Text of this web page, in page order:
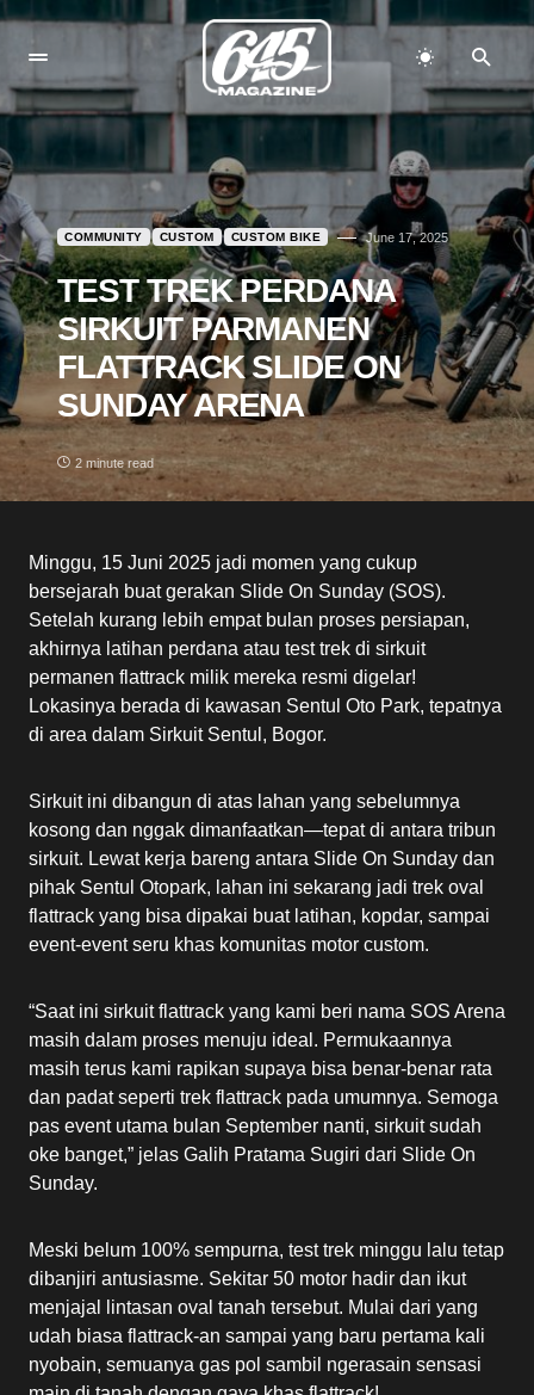
COMMUNITY CUSTOM CUSTOM BIKE June 17, 2025
TEST TREK PERDANA
SIRKUIT PARMANEN
FLATTRACK SLIDE ON
SUNDAY ARENA
2 minute read
Minggu, 15 Juni 2025 jadi momen yang cukup
bersejarah buat gerakan Slide On Sunday (SOS).
Setelah kurang lebih empat bulan proses persiapan,
akhirnya latihan perdana atau test trek di sirkuit
permanen flattrack milik mereka resmi digelar!
Lokasinya berada di kawasan Sentul Oto Park, tepatnya
di area dalam Sirkuit Sentul, Bogor.
Sirkuit ini dibangun di atas lahan yang sebelumnya
kosong dan nggak dimanfaatkan—tepat di antara tribun
sirkuit. Lewat kerja bareng antara Slide On Sunday dan
pihak Sentul Otopark, lahan ini sekarang jadi trek oval
flattrack yang bisa dipakai buat latihan, kopdar, sampai
event-event seru khas komunitas motor custom.
“Saat ini sirkuit flattrack yang kami beri nama SOS Arena
masih dalam proses menuju ideal. Permukaannya
masih terus kami rapikan supaya bisa benar-benar rata
dan padat seperti trek flattrack pada umumnya. Semoga
pas event utama bulan September nanti, sirkuit sudah
oke banget,” jelas Galih Pratama Sugiri dari Slide On
Sunday.
Meski belum 100% sempurna, test trek minggu lalu tetap
dibanjiri antusiasme. Sekitar 50 motor hadir dan ikut
menjajal lintasan oval tanah tersebut. Mulai dari yang
udah biasa flattrack-an sampai yang baru pertama kali
nyobain, semuanya gas pol sambil ngerasain sensasi